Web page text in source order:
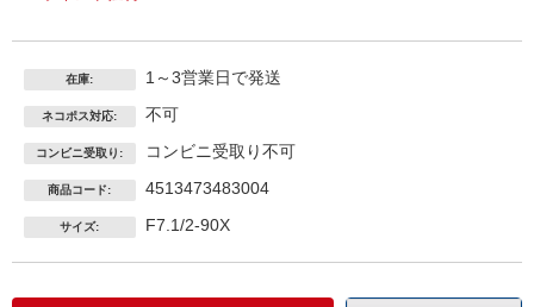
在庫: 1～3営業日で発送
ネコポス対応: 不可
コンビニ受取り: コンビニ受取り不可
商品コード: 4513473483004
サイズ: F7.1/2-90X